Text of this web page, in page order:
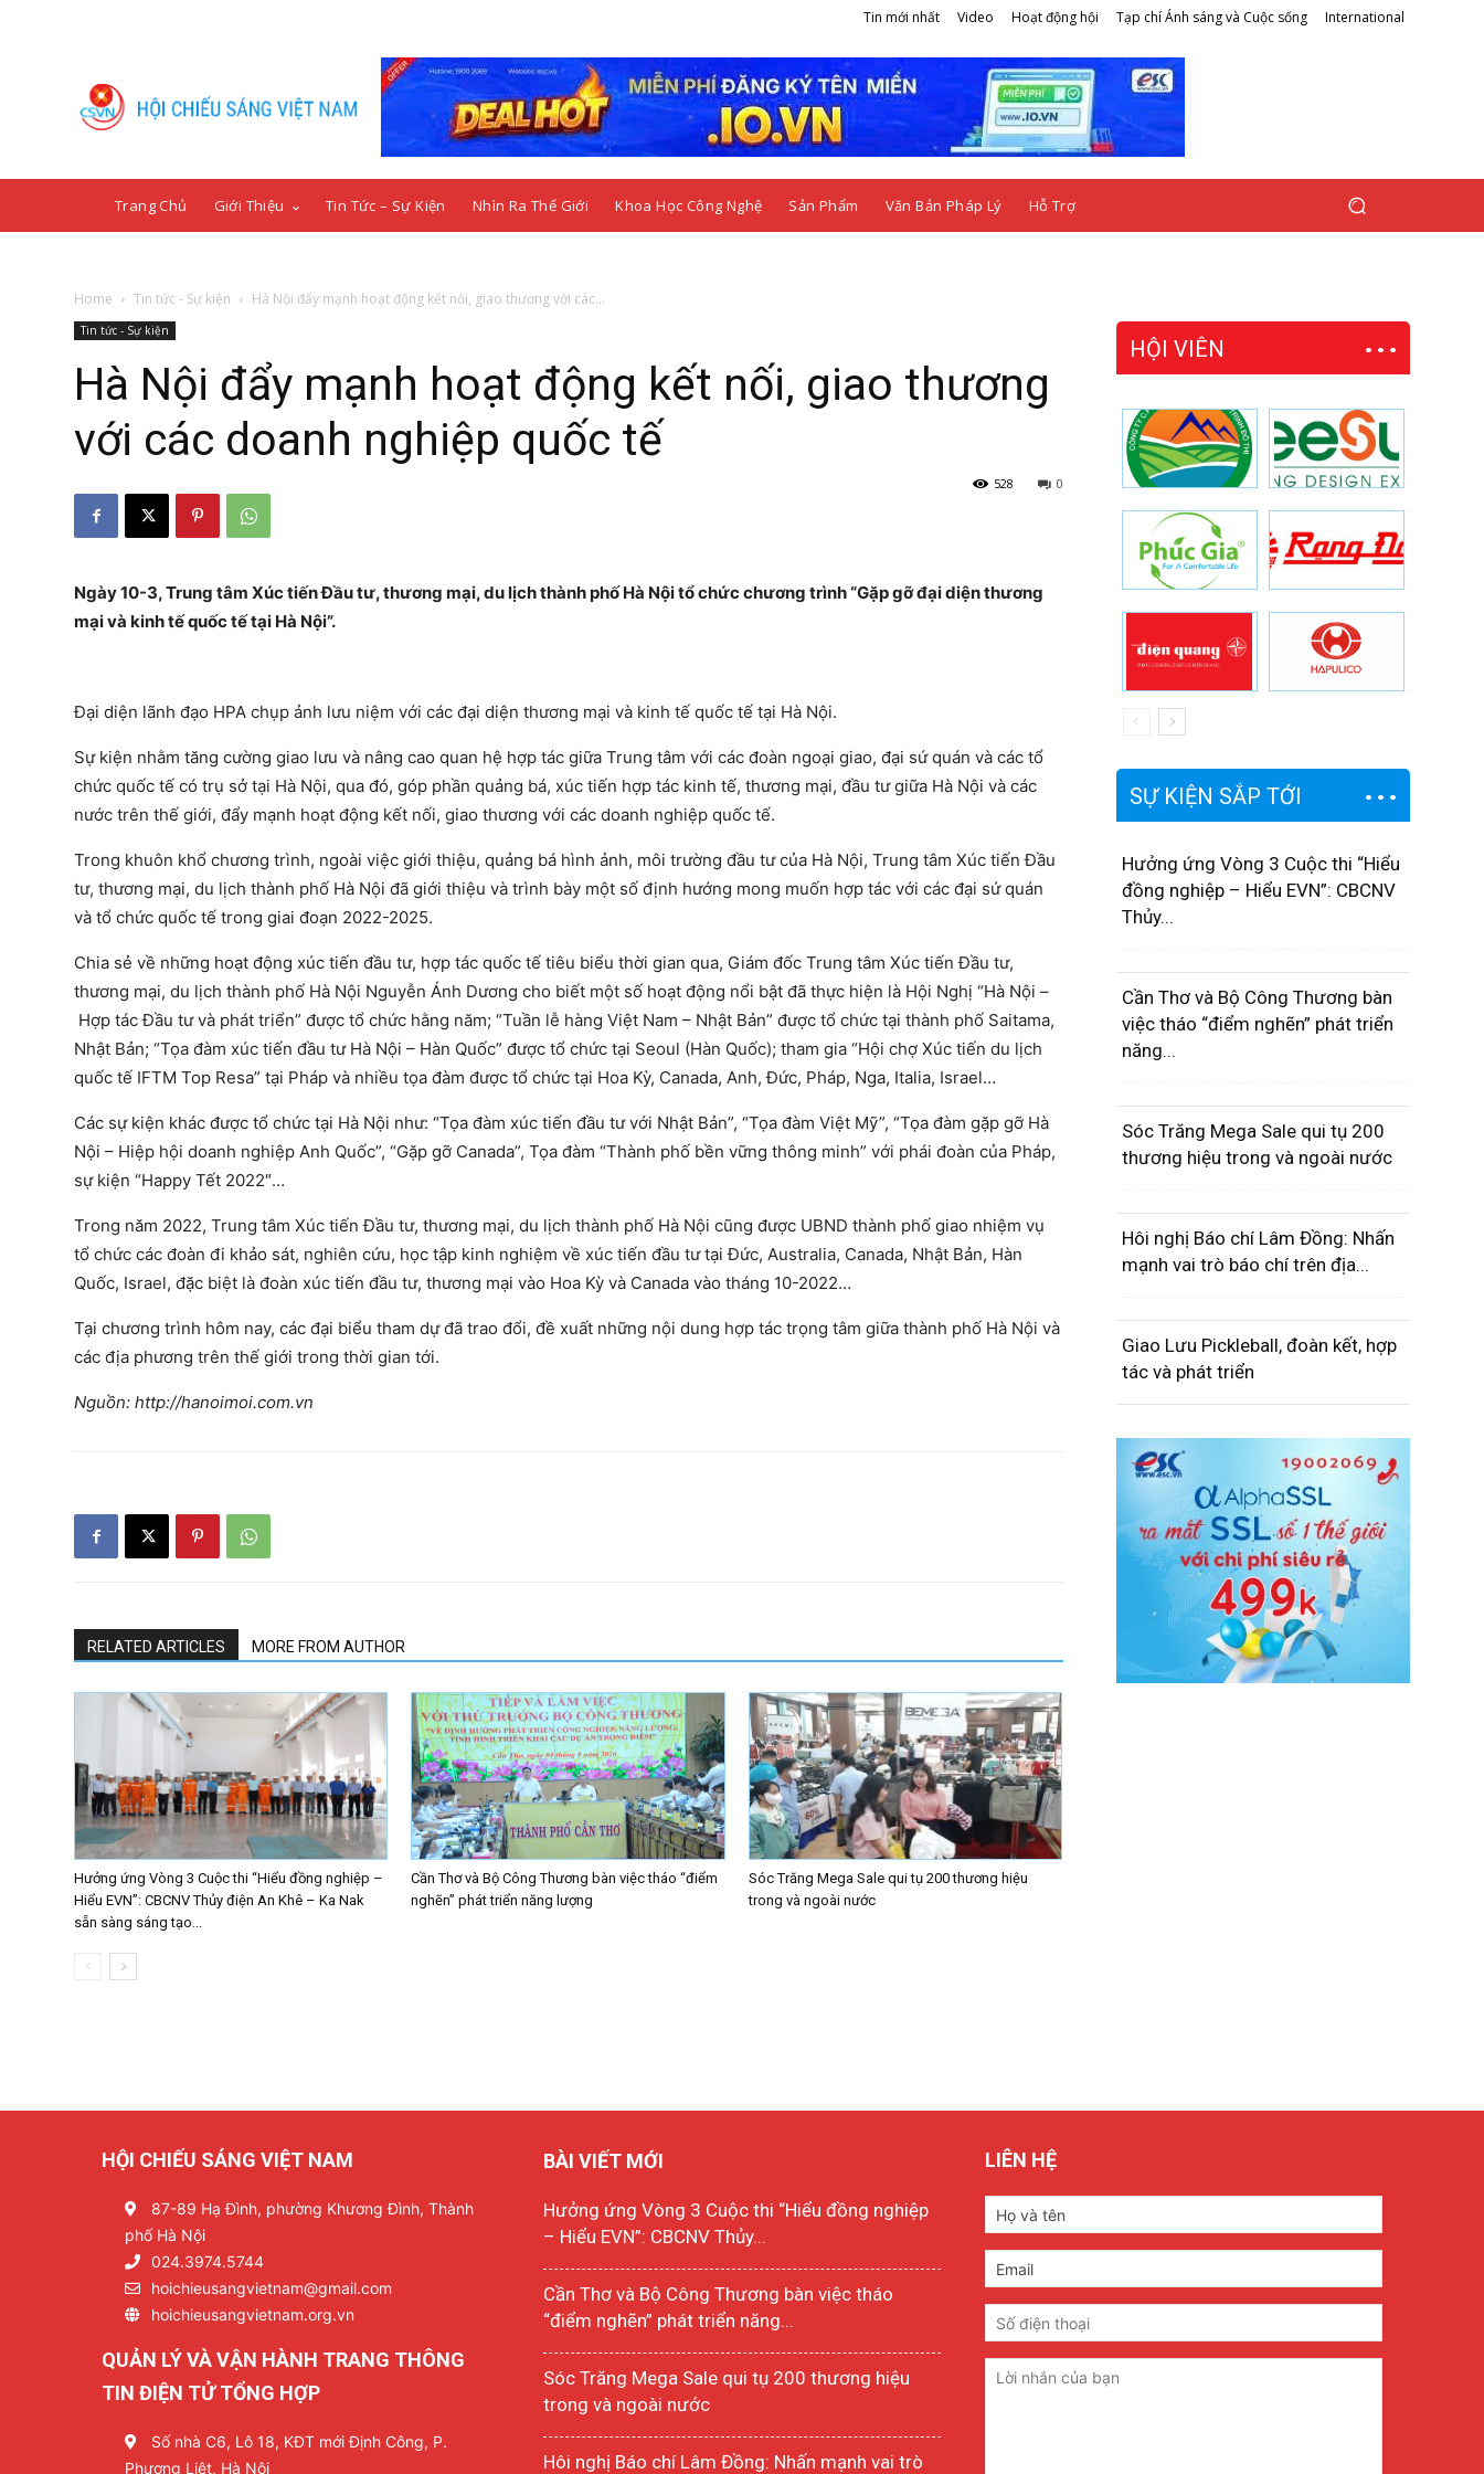
Tin mới nhất Video Hoạt động hội Tạp chí Ánh sáng và Cuộc sống International
Trang Chủ Giới Thiệu Tin Tức – Sự Kiện Nhìn Ra Thế Giới Khoa Học Công Nghệ Sản Phẩm Văn Bản Pháp Lý Hỗ Trợ
Home Tin tức - Sự kiện Hà Nội đẩy mạnh hoạt động kết nối, giao thương với các...
Tin tức - Sự kiện
Hà Nội đẩy mạnh hoạt động kết nối, giao thương
với các doanh nghiệp quốc tế
0
528
Ngày 10-3, Trung tâm Xúc tiến Đầu tư, thương mại, du lịch thành phố Hà Nội tổ chức chương trình “Gặp gỡ đại diện thương
mại và kinh tế quốc tế tại Hà Nội”.
Đại diện lãnh đạo HPA chụp ảnh lưu niệm với các đại diện thương mại và kinh tế quốc tế tại Hà Nội.
Sự kiện nhằm tăng cường giao lưu và nâng cao quan hệ hợp tác giữa Trung tâm với các đoàn ngoại giao, đại sứ quán và các tổ
chức quốc tế có trụ sở tại Hà Nội, qua đó, góp phần quảng bá, xúc tiến hợp tác kinh tế, thương mại, đầu tư giữa Hà Nội và các
nước trên thế giới, đẩy mạnh hoạt động kết nối, giao thương với các doanh nghiệp quốc tế.
Trong khuôn khổ chương trình, ngoài việc giới thiệu, quảng bá hình ảnh, môi trường đầu tư của Hà Nội, Trung tâm Xúc tiến Đầu
tư, thương mại, du lịch thành phố Hà Nội đã giới thiệu và trình bày một số định hướng mong muốn hợp tác với các đại sứ quán
và tổ chức quốc tế trong giai đoạn 2022-2025.
Chia sẻ về những hoạt động xúc tiến đầu tư, hợp tác quốc tế tiêu biểu thời gian qua, Giám đốc Trung tâm Xúc tiến Đầu tư,
thương mại, du lịch thành phố Hà Nội Nguyễn Ánh Dương cho biết một số hoạt động nổi bật đã thực hiện là Hội Nghị “Hà Nội –
Hợp tác Đầu tư và phát triển” được tổ chức hằng năm; “Tuần lễ hàng Việt Nam – Nhật Bản” được tổ chức tại thành phố Saitama,
Nhật Bản; “Tọa đàm xúc tiến đầu tư Hà Nội – Hàn Quốc” được tổ chức tại Seoul (Hàn Quốc); tham gia “Hội chợ Xúc tiến du lịch
quốc tế IFTM Top Resa” tại Pháp và nhiều tọa đàm được tổ chức tại Hoa Kỳ, Canada, Anh, Đức, Pháp, Nga, Italia, Israel…
Các sự kiện khác được tổ chức tại Hà Nội như: “Tọa đàm xúc tiến đầu tư với Nhật Bản”, “Tọa đàm Việt Mỹ”, “Tọa đàm gặp gỡ Hà
Nội – Hiệp hội doanh nghiệp Anh Quốc”, “Gặp gỡ Canada”, Tọa đàm “Thành phố bền vững thông minh” với phái đoàn của Pháp,
sự kiện “Happy Tết 2022″…
Trong năm 2022, Trung tâm Xúc tiến Đầu tư, thương mại, du lịch thành phố Hà Nội cũng được UBND thành phố giao nhiệm vụ
tổ chức các đoàn đi khảo sát, nghiên cứu, học tập kinh nghiệm về xúc tiến đầu tư tại Đức, Australia, Canada, Nhật Bản, Hàn
Quốc, Israel, đặc biệt là đoàn xúc tiến đầu tư, thương mại vào Hoa Kỳ và Canada vào tháng 10-2022…
Tại chương trình hôm nay, các đại biểu tham dự đã trao đổi, đề xuất những nội dung hợp tác trọng tâm giữa thành phố Hà Nội và
các địa phương trên thế giới trong thời gian tới.
Nguồn: http://hanoimoi.com.vn
RELATED ARTICLES MORE FROM AUTHOR
Hưởng ứng Vòng 3 Cuộc thi “Hiểu đồng nghiệp –
Hiểu EVN”: CBCNV Thủy điện An Khê – Ka Nak
sẵn sàng sáng tạo...
Cần Thơ và Bộ Công Thương bàn việc tháo “điểm
nghẽn” phát triển năng lượng
Sóc Trăng Mega Sale qui tụ 200 thương hiệu
trong và ngoài nước
HỘI VIÊN
SỰ KIỆN SẮP TỚI
Hưởng ứng Vòng 3 Cuộc thi “Hiểu
đồng nghiệp – Hiểu EVN”: CBCNV
Thủy...
Cần Thơ và Bộ Công Thương bàn
việc tháo “điểm nghẽn” phát triển
năng...
Sóc Trăng Mega Sale qui tụ 200
thương hiệu trong và ngoài nước
Hôi nghị Báo chí Lâm Đồng: Nhấn
mạnh vai trò báo chí trên địa...
Giao Lưu Pickleball, đoàn kết, hợp
tác và phát triển
HỘI CHIẾU SÁNG VIỆT NAM
87-89 Hạ Đình, phường Khương Đình, Thành
phố Hà Nội
024.3974.5744
hoichieusangvietnam@gmail.com
hoichieusangvietnam.org.vn
QUẢN LÝ VÀ VẬN HÀNH TRANG THÔNG
TIN ĐIỆN TỬ TỔNG HỢP
Số nhà C6, Lô 18, KĐT mới Định Công, P.
Phương Liệt, Hà Nội
BÀI VIẾT MỚI
Hưởng ứng Vòng 3 Cuộc thi “Hiểu đồng nghiệp
– Hiểu EVN”: CBCNV Thủy...
Cần Thơ và Bộ Công Thương bàn việc tháo
“điểm nghẽn” phát triển năng...
Sóc Trăng Mega Sale qui tụ 200 thương hiệu
trong và ngoài nước
Hôi nghị Báo chí Lâm Đồng: Nhấn mạnh vai trò
LIÊN HỆ